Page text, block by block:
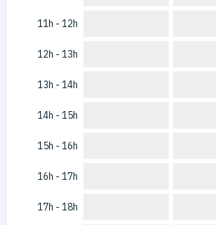
11h - 12h
12h - 13h
13h - 14h
14h - 15h
15h - 16h
16h - 17h
17h - 18h